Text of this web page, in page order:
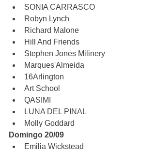
SONIA CARRASCO
Robyn Lynch
Richard Malone
Hill And Friends
Stephen Jones Milinery
Marques'Almeida
16Arlington
Art School
QASIMI
LUNA DEL PINAL
Molly Goddard
Domingo 20/09
Emilia Wickstead